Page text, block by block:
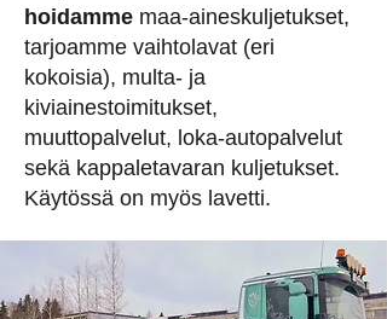
hoidamme maa-aineskuljetukset,
tarjoamme vaihtolavat (eri
kokoisia), multa- ja
kiviainestoimitukset,
muuttopalvelut, loka-autopalvelut
sekä kappaletavaran kuljetukset.
Käytössä on myös lavetti.